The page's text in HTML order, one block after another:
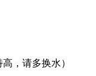
，请多换水）